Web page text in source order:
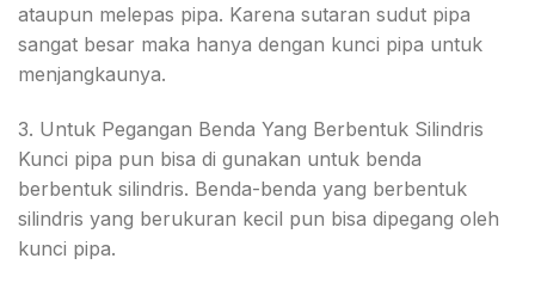
ataupun melepas pipa. Karena sutaran sudut pipa
sangat besar maka hanya dengan kunci pipa untuk
menjangkaunya.
3. Untuk Pegangan Benda Yang Berbentuk Silindris
Kunci pipa pun bisa di gunakan untuk benda
berbentuk silindris. Benda-benda yang berbentuk
silindris yang berukuran kecil pun bisa dipegang oleh
kunci pipa.